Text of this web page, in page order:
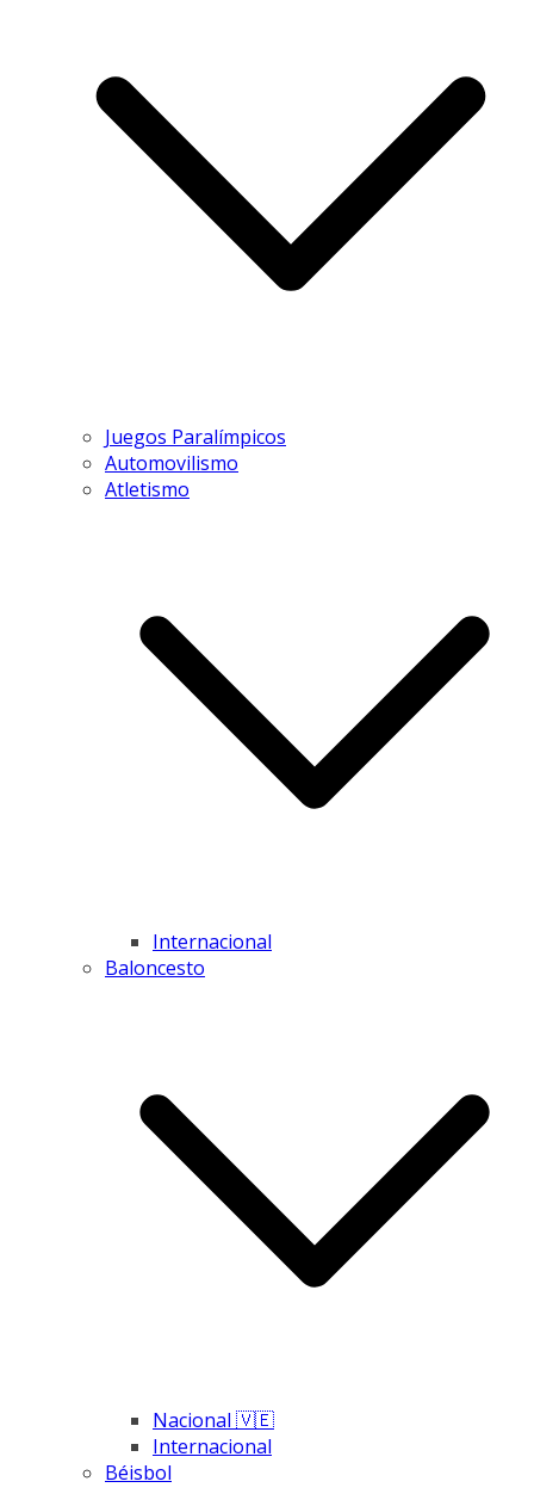
Juegos Paralímpicos
Automovilismo
Atletismo
Internacional
Baloncesto
Nacional 🇻🇪
Internacional
Béisbol